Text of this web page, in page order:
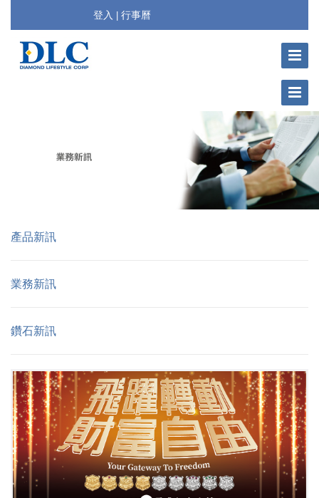
登入 行事曆
Toggle
Toggle
產品新訊
業務新訊
鑽石新訊